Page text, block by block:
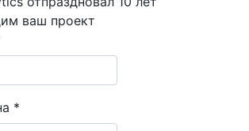
ваш проект
*